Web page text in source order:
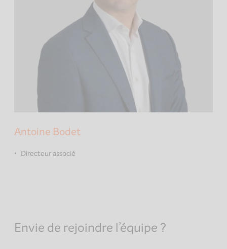
Antoine Bodet
Directeur associé
Envie de rejoindre l’équipe ?